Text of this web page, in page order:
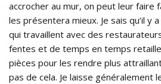
accrocher au mur, on peut leur faire
les présentera mieux. Je sais qu’il y
qui travaillent avec des
fentes et de temps en temps
pièces pour les rendre plus
pas de cela. Je laisse généralement